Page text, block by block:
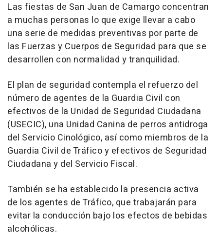
Las fiestas de San Juan de Camargo concentran
a muchas personas lo que exige llevar a cabo
una serie de medidas preventivas por parte de
las Fuerzas y Cuerpos de Seguridad para que se
desarrollen con normalidad y tranquilidad.
El plan de seguridad contempla el refuerzo del
número de agentes de la Guardia Civil con
efectivos de la Unidad de Seguridad Ciudadana
(USECIC), una Unidad Canina de perros antidroga
del Servicio Cinológico, así como miembros de la
Guardia Civil de Tráfico y efectivos de Seguridad
Ciudadana y del Servicio Fiscal.
También se ha establecido la presencia activa
de los agentes de Tráfico, que trabajarán para
evitar la conducción bajo los efectos de bebidas
alcohólicas.